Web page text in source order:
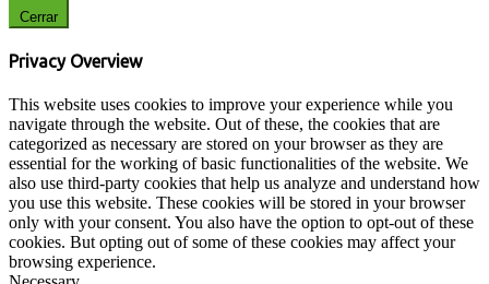
Cerrar
Privacy Overview
This website uses cookies to improve your experience while you
navigate through the website. Out of these, the cookies that are
categorized as necessary are stored on your browser as they are
essential for the working of basic functionalities of the website. We
also use third-party cookies that help us analyze and understand how
you use this website. These cookies will be stored in your browser
only with your consent. You also have the option to opt-out of these
cookies. But opting out of some of these cookies may affect your
browsing experience.